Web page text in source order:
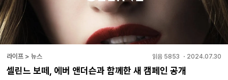
라이프 > 뉴스 읽음 5853 ・ 2024.07.30
셀린느 보떼, 에버 앤더슨과 함께한 새 캠페인 공개